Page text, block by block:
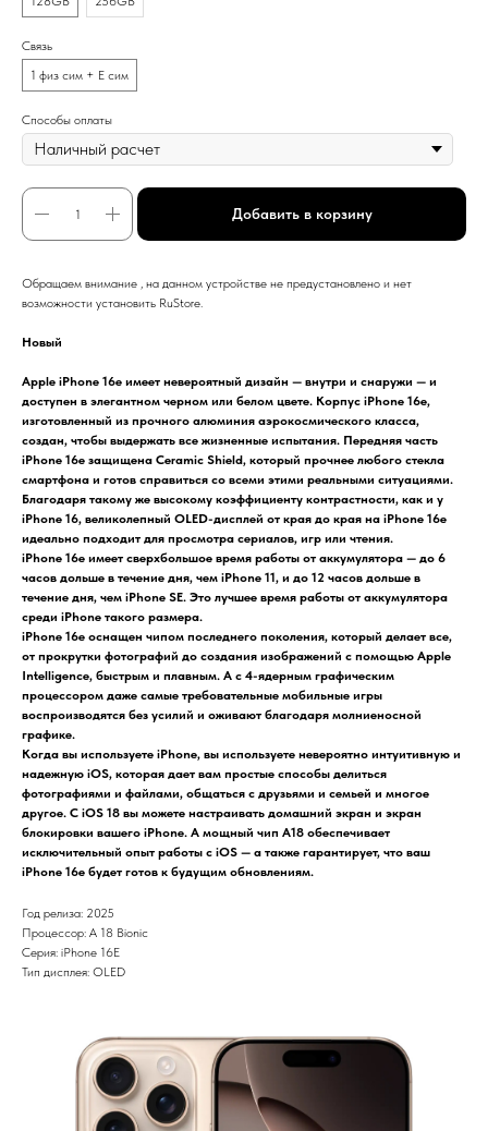
Связь
1 физ сим + Е сим
Способы оплаты
Добавить в корзину
Обращаем внимание , на данном устройстве не предустановлено и нет
возможности установить RuStore.
Новый
Apple iPhone 16e имеет невероятный дизайн — внутри и снаружи — и
доступен в элегантном черном или белом цвете. Корпус iPhone 16e,
изготовленный из прочного алюминия аэрокосмического класса,
создан, чтобы выдержать все жизненные испытания. Передняя часть
iPhone 16e защищена Ceramic Shield, который прочнее любого стекла
смартфона и готов справиться со всеми этими реальными ситуациями.
Благодаря такому же высокому коэффициенту контрастности, как и у
iPhone 16, великолепный OLED-дисплей от края до края на iPhone 16e
идеально подходит для просмотра сериалов, игр или чтения.
iPhone 16e имеет сверхбольшое время работы от аккумулятора — до 6
часов дольше в течение дня, чем iPhone 11, и до 12 часов дольше в
течение дня, чем iPhone SE. Это лучшее время работы от аккумулятора
среди iPhone такого размера.
iPhone 16e оснащен чипом последнего поколения, который делает все,
от прокрутки фотографий до создания изображений с помощью Apple
Intelligence, быстрым и плавным. А с 4-ядерным графическим
процессором даже самые требовательные мобильные игры
воспроизводятся без усилий и оживают благодаря молниеносной
графике.
Когда вы используете iPhone, вы используете невероятно интуитивную и
надежную iOS, которая дает вам простые способы делиться
фотографиями и файлами, общаться с друзьями и семьей и многое
другое. С iOS 18 вы можете настраивать домашний экран и экран
блокировки вашего iPhone. А мощный чип A18 обеспечивает
исключительный опыт работы с iOS — а также гарантирует, что ваш
iPhone 16e будет готов к будущим обновлениям.
Год релиза: 2025
Процессор: A 18 Bionic
Серия: iPhone 16E
Тип дисплея: OLED